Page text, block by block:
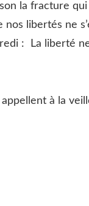
la fracture qui
libertés ne
: La liberté ne
à la